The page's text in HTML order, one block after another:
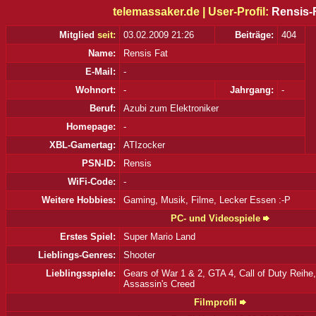
telemassaker.de | User-Profil: Rensis-
Mitglied seit: 03.02.2009 21:26 Beiträge:
404
Name:
Rensis Fat
E-Mail:
-
Wohnort:
- Jahrgang:
-
Beruf:
Azubi zum Elektroniker
Homepage:
-
XBL-Gamertag:
ATIzocker
PSN-ID:
Rensis
WiFi-Code:
-
Weitere Hobbies:
Gaming, Musik, Filme, Lecker Essen :-P
PC- und Videospiele
Erstes Spiel:
Super Mario Land
Lieblings-Genres:
Shooter
Lieblingsspiele:
Gears of War 1 & 2, GTA 4, Call of Duty
Assassin's Creed
Filmprofil